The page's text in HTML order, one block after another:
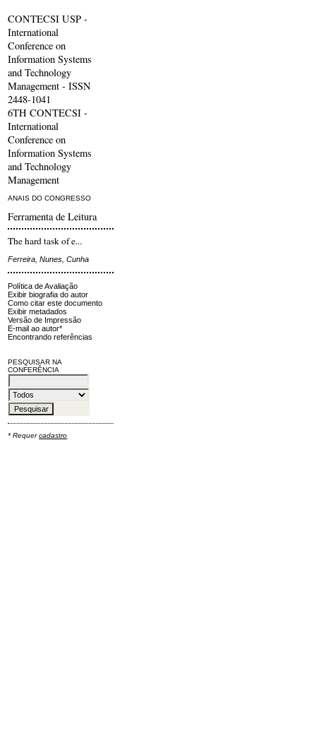
CONTECSI USP -
International
Conference on
Information Systems
and Technology
Management - ISSN
2448-1041
6TH CONTECSI -
International
Conference on
Information Systems
and Technology
Management
ANAIS DO CONGRESSO
Ferramenta de Leitura
The hard task of e...
Ferreira, Nunes, Cunha
Política de Avaliação
Exibir biografia do autor
Como citar este documento
Exibir metadados
Versão de Impressão
E-mail ao autor*
Encontrando referências
PESQUISAR NA
CONFERÊNCIA
* Requercadastro